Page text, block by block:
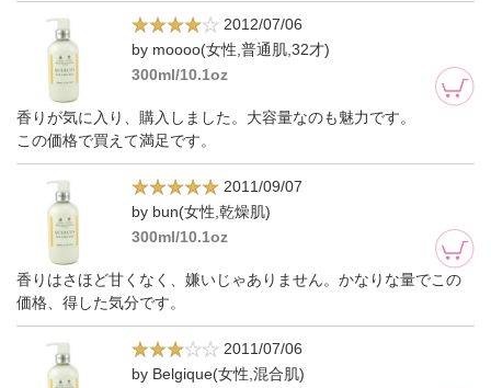
2012/07/06
by moooo(女性,普通肌,32才)
300ml/10.1oz
香りが気に入り、購入しました。大容量なのも魅力です。
この価格で買えて満足です。
2011/09/07
by bun(女性,乾燥肌)
300ml/10.1oz
香りはさほど甘くなく、嫌いじゃありません。かなりな量でこの
価格、得した気分です。
2011/07/06
by Belgique(女性,混合肌)